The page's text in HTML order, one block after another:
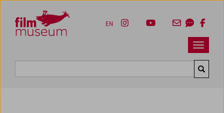
Zum Inhalt
Zum Hauptmenü
Zur Servicenavigation
Zum Suche
Navbar
EN